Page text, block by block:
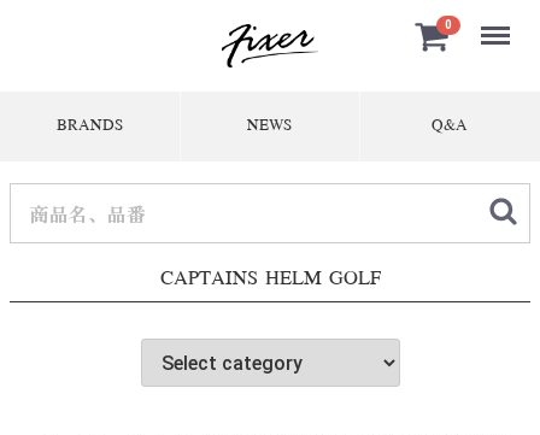
0 Menu
BRANDS NEWS Q&A
CAPTAINS HELM GOLF